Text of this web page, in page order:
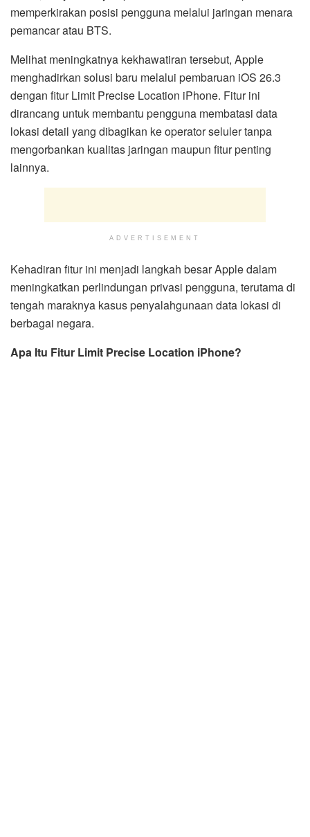
memperkirakan posisi pengguna melalui jaringan menara
pemancar atau BTS.
Melihat meningkatnya kekhawatiran tersebut, Apple
menghadirkan solusi baru melalui pembaruan iOS 26.3
dengan fitur Limit Precise Location iPhone. Fitur ini
dirancang untuk membantu pengguna membatasi data
lokasi detail yang dibagikan ke operator seluler tanpa
mengorbankan kualitas jaringan maupun fitur penting
lainnya.
ADVERTISEMENT
Kehadiran fitur ini menjadi langkah besar Apple dalam
meningkatkan perlindungan privasi pengguna, terutama di
tengah maraknya kasus penyalahgunaan data lokasi di
berbagai negara.
Apa Itu Fitur Limit Precise Location iPhone?